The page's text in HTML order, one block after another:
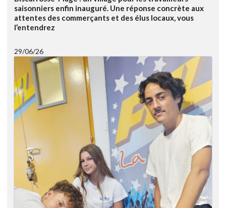
saisonniers enfin inauguré. Une réponse concrète aux
attentes des commerçants et des élus locaux, vous
l’entendrez
29/06/26